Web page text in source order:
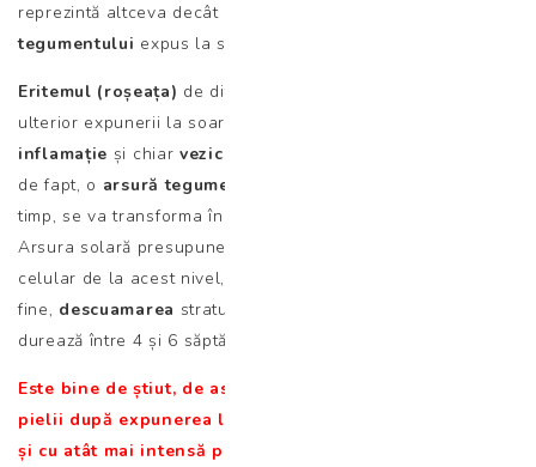
reprezintă altceva decât o
tegumentului expus la soare.
Eritemul (roșeața) de diferite intensități pe care îl sesizăm
ulterior expunerii la soare, asociat sau nu cu
inflamație și chiar vezicule
de fapt, o arsură tegumentară
timp, se va transforma în tenta de bronz mult râvnită.
Arsura solară presupune implicit deteriorarea ADN-ului
celular de la acest nivel, moartea celulelor afectate și, în
fine, descuamarea stratului epitelial afectat, process ce
durează între 4 și 6 săptămâni.
Este bine de știut, de asemenea, faptul că înroșirea
pielii după expunerea la soare este cu atât mai precoce
și cu atât mai intensă pe cât nivelul vitaminei D în